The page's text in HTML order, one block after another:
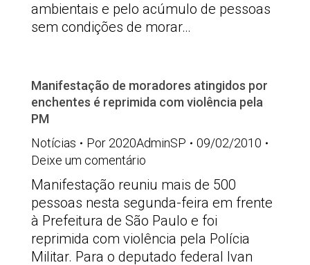
ambientais e pelo acúmulo de pessoas
sem condições de morar…
Manifestação de moradores atingidos por
enchentes é reprimida com violência pela
PM
Notícias
Por 2020AdminSP
09/02/2010
Deixe um comentário
Manifestação reuniu mais de 500
pessoas nesta segunda-feira em frente
à Prefeitura de São Paulo e foi
reprimida com violência pela Polícia
Militar. Para o deputado federal Ivan